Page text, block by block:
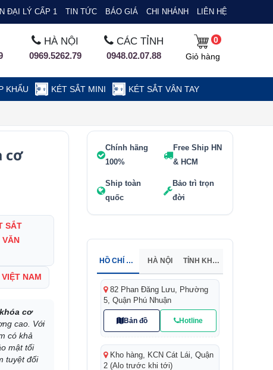
ĐẠI LÝ CẤP 1 TIN TỨC BÁO GIÁ CHI NHÁNH LIÊN HỆ
HÀ NỘI
0969.5262.79
CÁC TỈNH
0948.02.07.88
0
Giỏ hàng
KHẨU KÉT SẮT MINI KÉT SẮT VÂN TAY
cơ
SẮT
VĂN
NAM
cơ
cao. Với
có khả
mật tối
tuyệt đối
Chính hãng
100%
Free Ship HN
& HCM
Ship toàn
quốc
Bảo trì trọn
đời
HỒ CHÍ MINH HÀ NỘI TỈNH KHÁC
82 Phan Đăng Lưu, Phường
5, Quận Phú Nhuận
Bản đồ Hotline
Kho hàng, KCN Cát Lái, Quận
2 (Alo trước khi tới)